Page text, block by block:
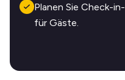
Planen Sie Check-
für Gäste.